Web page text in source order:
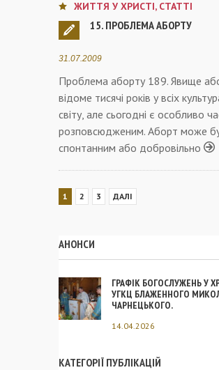
ЖИТТЯ У ХРИСТІ, СТАТТІ
15. ПРОБЛЕМА АБОРТУ
31.07.2009
Проблема аборту 189. Явище
відоме тисячі років у всіх
світу, але сьогодні є особливо
розповсюдженим. Аборт може
спонтанним або добровільно
1 2 3 ДАЛІ
АНОНСИ
ГРАФІК БОГОСЛУЖЕНЬ У
УГКЦ БЛАЖЕННОГО
ЧАРНЕЦЬКОГО.
14.04.2026
КАТЕГОРІЇ ПУБЛІКАЦІЙ